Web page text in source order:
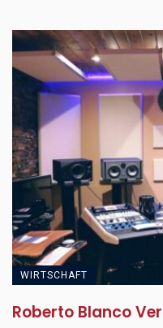
WIRTSCHAFT
Roberto Blanco